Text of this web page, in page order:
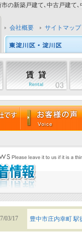
の新築戸建て､中古戸建て
会社概要 サイトマップ
03/17 豊中市庄内幸町 駅